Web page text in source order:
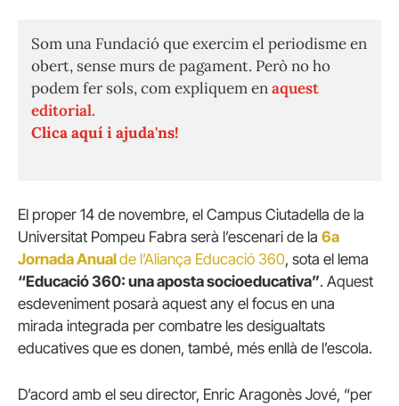
Som una Fundació que exercim el periodisme en
obert, sense murs de pagament. Però no ho
podem fer sols, com expliquem enaquest
editorial.
Clica aquí i ajuda'ns!
El proper 14 de novembre, el Campus Ciutadella de la
Universitat Pompeu Fabra serà l’escenari de la 6a
Jornada Anualde l’Aliança Educació 360, sota el lema
“Educació 360: una aposta socioeducativa”. Aquest
esdeveniment posarà aquest any el focus en una
mirada integrada per combatre les desigualtats
educatives que es donen, també, més enllà de l’escola.
D’acord amb el seu director, Enric Aragonès Jové, “per